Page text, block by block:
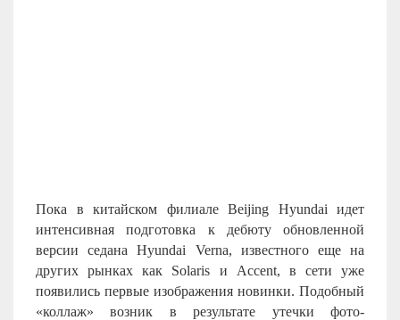
Пока в китайском филиале Beijing Hyundai идет
интенсивная подготовка к дебюту обновленной
версии седана Hyundai Verna, известного еще на
других рынках как Solaris и Accent, в сети уже
появились первые изображения новинки. Подобный
«коллаж» возник в результате утечки фото-